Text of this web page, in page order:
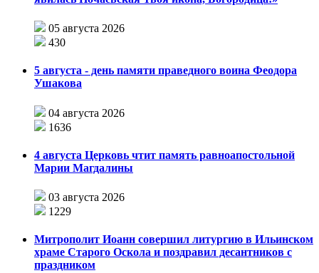
05 августа 2026
430
5 августа - день памяти праведного воина Феодора
Ушакова
04 августа 2026
1636
4 августа Церковь чтит память равноапостольной
Марии Магдалины
03 августа 2026
1229
Митрополит Иоанн совершил литургию в Ильинском
храме Старого Оскола и поздравил десантников с
праздником